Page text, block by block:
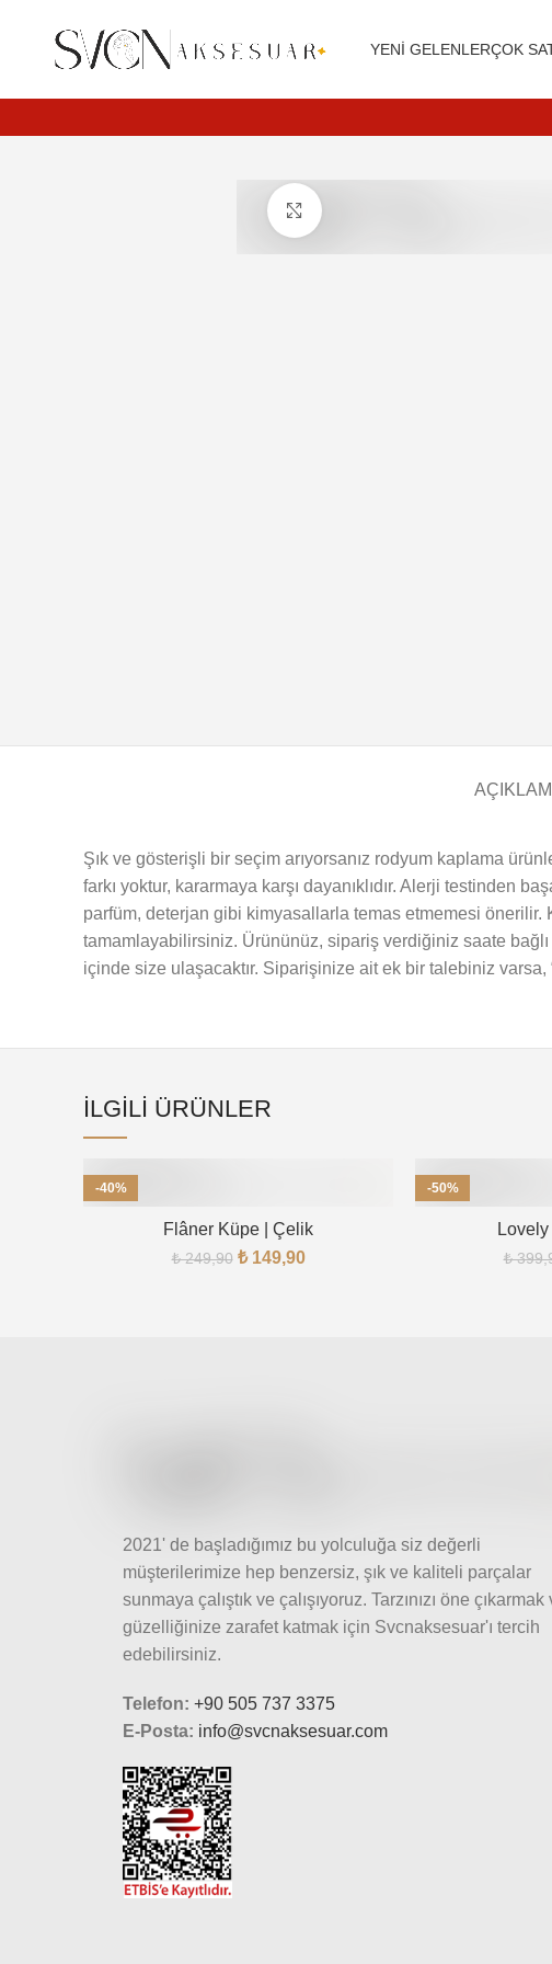
YENI GELENLERÇOK
Daha büyük görüntülemek için
Şık ve gösterişli bir seçim arıyorsanız rodyum kaplama
farkı yoktur, kararmaya karşı dayanıklıdır. Alerji testinden
parfüm, deterjan gibi kimyasallarla temas etmemesi
tamamlayabilirsiniz. Ürününüz, sipariş verdiğiniz saate
içinde size ulaşacaktır. Siparişinize ait ek bir talebiniz varsa,
İLGILI ÜRÜNLER
-40%
Flâner Küpe | Çelik
₺249,90 ₺149,90
-50%
₺
2021' de başladığımız bu yolculuğa siz değerli
müşterilerimize hep benzersiz, şık ve kaliteli parçalar
sunmaya çalıştık ve çalışıyoruz. Tarzınızı öne çıkarmak
güzelliğinize zarafet katmak için Svcnaksesuar'ı tercih
edebilirsiniz.
Telefon: +90 505 737 3375
E-Posta: info@svcnaksesuar.com